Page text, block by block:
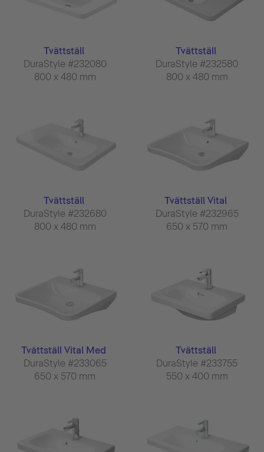
Tvättställ
DuraStyle #232080
800 x 480 mm
Tvättställ
DuraStyle #232580
800 x 480 mm
Tvättställ
DuraStyle #232680
800 x 480 mm
Tvättställ Vital
DuraStyle #232965
650 x 570 mm
Tvättställ Vital Med
DuraStyle #233065
650 x 570 mm
Tvättställ
DuraStyle #233755
550 x 400 mm